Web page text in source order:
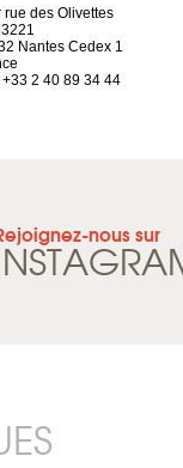
rue des Olivettes
Nantes Cedex 1
+33 2 40 89 34 44
nous sur